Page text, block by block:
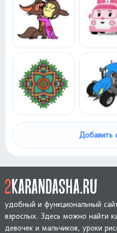
Добавить
удобный и функциональный
взрослых. Здесь можно найти
девочек и мальчиков, уроки